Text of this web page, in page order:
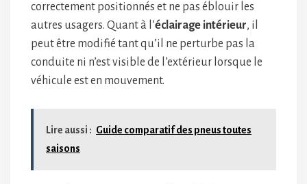
correctement positionnés et ne pas éblouir les
autres usagers. Quant à l’éclairage intérieur, il
peut être modifié tant qu’il ne perturbe pas la
conduite ni n’est visible de l’extérieur lorsque le
véhicule est en mouvement.
Lire aussi : Guide comparatif des pneus toutes
saisons